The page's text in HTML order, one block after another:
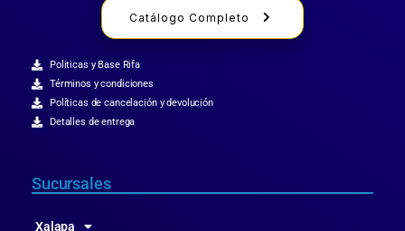
Catálogo Completo
Politicas y Base Rifa
Términos y condiciones
Políticas de cancelación y devolución
Detalles de entrega
Sucursales
Xalapa